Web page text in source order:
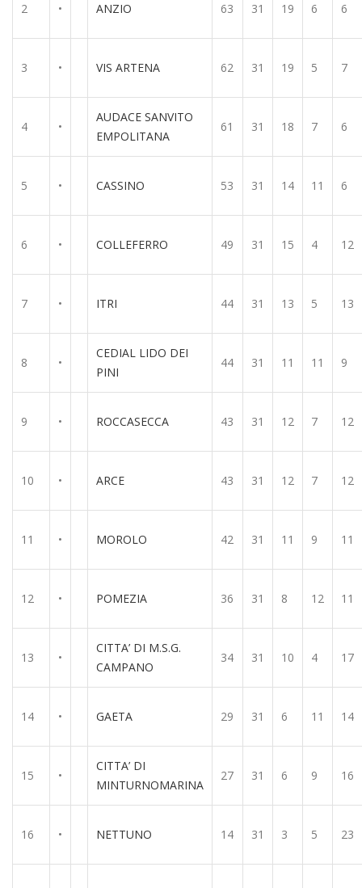
2 • ANZIO 63 31 19 6 6
3 • VIS ARTENA 62 31 19 5 7
4 •
AUDACE SANVITO
EMPOLITANA
61 31 18 7 6
5 • CASSINO 53 31 14 11 6
6 • COLLEFERRO 49 31 15 4 12
7 • ITRI 44 31 13 5 13
8 •
CEDIAL LIDO DEI
PINI
44 31 11 11 9
9 • ROCCASECCA 43 31 12 7 12
10 • ARCE 43 31 12 7 12
11 • MOROLO 42 31 11 9 11
12 • POMEZIA 36 31 8 12 11
13 •
CITTA’ DI M.S.G.
CAMPANO
34 31 10 4 17
14 • GAETA 29 31 6 11 14
15 •
CITTA’ DI
MINTURNOMARINA
27 31 6 9 16
16 • NETTUNO 14 31 3 5 23